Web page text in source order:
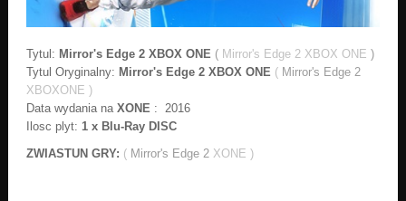
Tytul: Mirror's Edge 2 XBOX ONE ( Mirror's Edge 2 XBOX ONE )
Tytul Oryginalny: Mirror's Edge 2 XBOX ONE ( Mirror's Edge 2
XBOXONE )
Data wydania na XONE : 2016
Ilosc plyt: 1 x Blu-Ray DISC
ZWIASTUN GRY: ( Mirror's Edge 2 XONE )